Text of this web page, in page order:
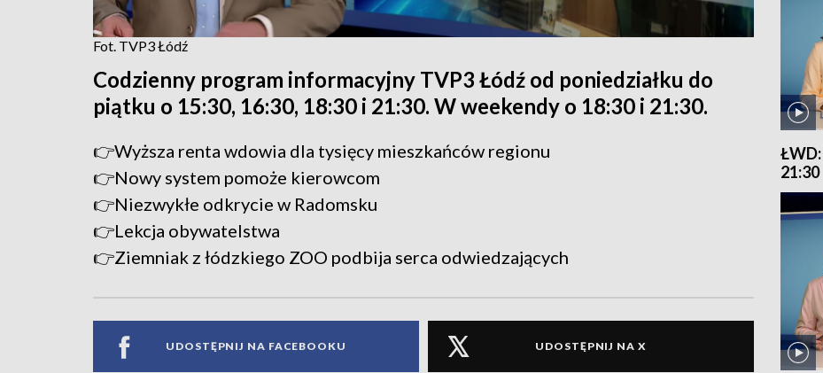
Fot. TVP3 Łódź
Codzienny program informacyjny TVP3 Łódź od poniedziałku do
piątku o 15:30, 16:30, 18:30 i 21:30. W weekendy o 18:30 i 21:30.
👉Wyższa renta wdowia dla tysięcy mieszkańców regionu
👉Nowy system pomoże kierowcom
👉Niezwykłe odkrycie w Radomsku
👉Lekcja obywatelstwa
👉Ziemniak z łódzkiego ZOO podbija serca odwiedzających
UDOSTĘPNIJ NA FACEBOOKU UDOSTĘPNIJ NA X
21:30